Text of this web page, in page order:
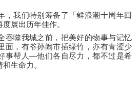
，我们特别筹备了「鲜浪潮十周年回
展出历年佳作。
吞噬我城之前，把美好的物事与记忆
面，有爷孙闹市插绿竹，亦有青涩少
事帮人—他们各自尽力，都不过是希
生命力。